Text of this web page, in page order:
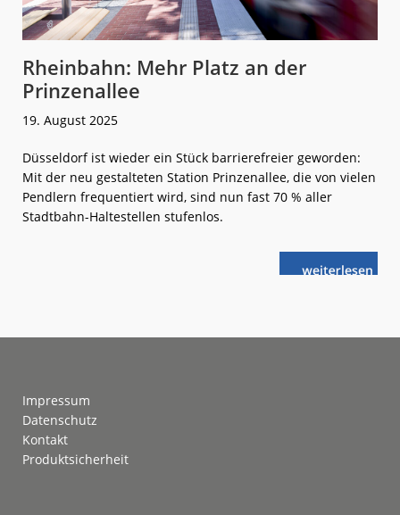
Rheinbahn: Mehr Platz an der
Prinzenallee
19. August 2025
Düsseldorf ist wieder ein Stück barrierefreier geworden:
Mit der neu gestalteten Station Prinzenallee, die von vielen
Pendlern frequentiert wird, sind nun fast 70 % aller
Stadtbahn-Haltestellen stufenlos.
weiterlese
nRheinbahn:
Impressum
Datenschutz
Kontakt
Produktsicherheit